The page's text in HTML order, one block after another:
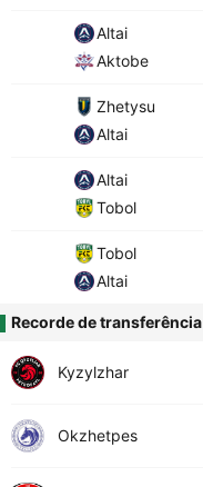
Altai
Aktobe
Zhetysu
Altai
Altai
Tobol
Tobol
Altai
Recorde de transferência
Kyzylzhar
Okzhetpes